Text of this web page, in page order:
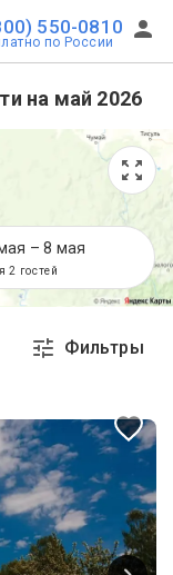
550-0810
по России
на май 2026
– 8 мая
2 гостей
Фильтры